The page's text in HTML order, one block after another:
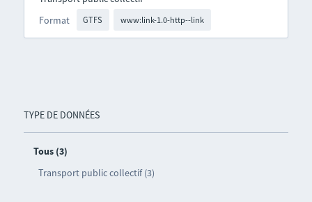
TYPE DE DONNÉES
Tous (3)
Transport public collectif (3)
Format GTFS www:link-1.0-http--link